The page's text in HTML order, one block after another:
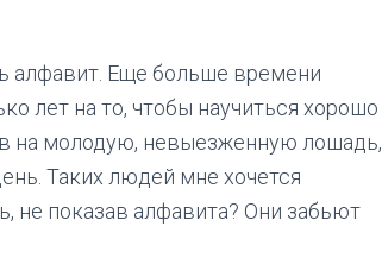
алфавит. Еще больше времени
лет на то, чтобы научиться хорошо
на молодую, невыезженную лошадь,
Таких людей мне хочется
не показав алфавита? Они забьют